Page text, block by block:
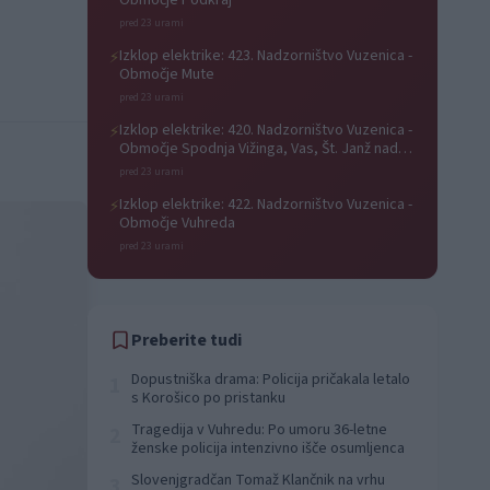
pred 23 urami
⚡Izklop elektrike: 423. Nadzorništvo Vuzenica -
Območje Mute
pred 23 urami
⚡Izklop elektrike: 420. Nadzorništvo Vuzenica -
Območje Spodnja Vižinga, Vas, Št. Janž nad
Radljami, Suhi Vrh, Dobrava
pred 23 urami
⚡Izklop elektrike: 422. Nadzorništvo Vuzenica -
Območje Vuhreda
pred 23 urami
Preberite tudi
Dopustniška drama: Policija pričakala letalo
s Korošico po pristanku
Tragedija v Vuhredu: Po umoru 36-letne
ženske policija intenzivno išče osumljenca
Slovenjgradčan Tomaž Klančnik na vrhu